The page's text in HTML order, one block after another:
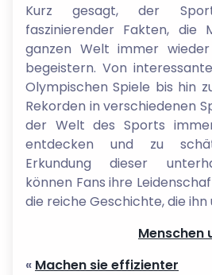
Kurz gesagt, der
faszinierender Fakten, die
ganzen Welt immer
begeistern. Von
Olympischen Spiele bis hin
Rekorden in verschiedenen
der Welt des Sports
entdecken und zu
Erkundung dieser
können Fans ihre
die reiche Geschichte, die
Menschen
« Machen sie effizienter